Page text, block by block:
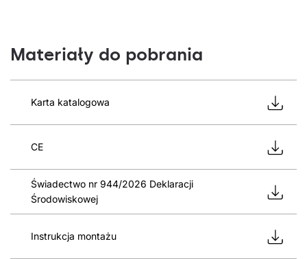
Materiały do pobrania
Karta katalogowa
CE
Świadectwo nr 944/2026 Deklaracji
Środowiskowej
Instrukcja montażu